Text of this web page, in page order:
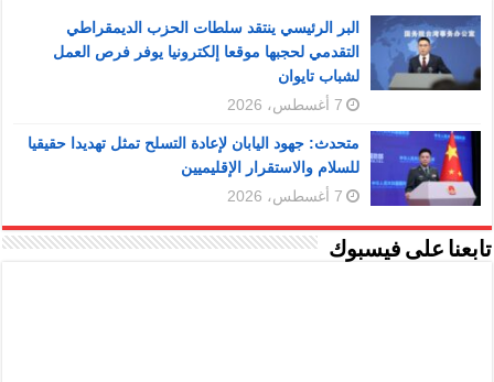
البر الرئيسي ينتقد سلطات الحزب الديمقراطي
التقدمي لحجبها موقعا إلكترونيا يوفر فرص العمل
لشباب تايوان
7 أغسطس، 2026
متحدث: جهود اليابان لإعادة التسلح تمثل تهديدا حقيقيا
للسلام والاستقرار الإقليميين
7 أغسطس، 2026
تابعنا على فيسبوك